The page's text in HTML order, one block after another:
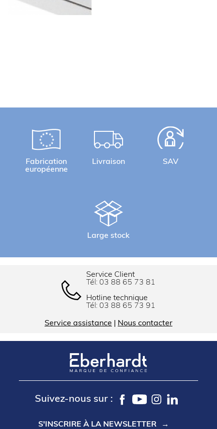
Fabrication
européenne
Livraison SAV
Large stock
Service Client
Tél: 03 88 65 73 81
Hotline technique
Tél: 03 88 65 73 91
Service assistance Nous contacter
Suivez-nous sur :
S'INSCRIRE À LA NEWSLETTER